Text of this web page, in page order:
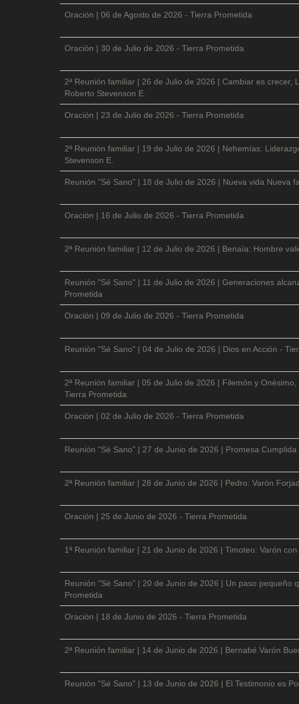
Oración | 06 de Agosto de 2026 - Tierra Prometida
Oración | 30 de Julio de 2026 - Tierra Prometida
2ª Reunión familiar | 26 de Julio de 2026 | Cambiar es crecer,
Roberto Stevenson E.
Oración | 23 de Julio de 2026 - Tierra Prometida
2ª Reunión familiar | 19 de Julio de 2026 | Nehemías:
Stevenson E.
Reunión "Sé Sano" | 18 de Julio de 2026 | Nueva vida Nueva
Oración | 16 de Julio de 2026 - Tierra Prometida
2ª Reunión familiar | 12 de Julio de 2026 | Benaía: Hombre
Reunión "Sé Sano" | 11 de Julio de 2026 | Generaciones
Prometida
Oración | 09 de Julio de 2026 - Tierra Prometida
Reunión "Sé Sano" | 04 de Julio de 2026 | Dios en Acción -
2ª Reunión familiar | 05 de Julio de 2026 | Filemón y
Tierra Prometida
Oración | 02 de Julio de 2026 - Tierra Prometida
Reunión "Sé Sano" | 27 de Junio de 2026 | Promesa
2ª Reunión familiar | 28 de Junio de 2026 | Pedro: Varón
Oración | 25 de Junio de 2026 - Tierra Prometida
1ª Reunión familiar | 21 de Junio de 2026 | Timoteo: Varón
Reunión "Sé Sano" | 20 de Junio de 2026 | Un paso pequeño
Prometida
Oración | 18 de Junio de 2026 - Tierra Prometida
2ª Reunión familiar | 14 de Junio de 2026 | Bernabé Varón
Reunión "Sé Sano" | 13 de Junio de 2026 | El Testimonio es